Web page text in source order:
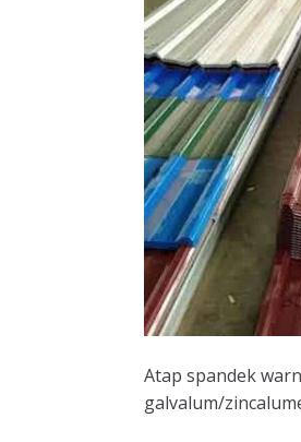
Atap spandek
galvalum/